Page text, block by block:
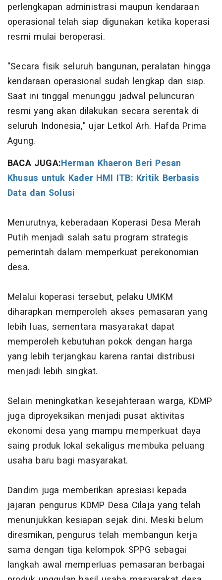
perlengkapan administrasi maupun kendaraan
operasional telah siap digunakan ketika koperasi
resmi mulai beroperasi.
"Secara fisik seluruh bangunan, peralatan hingga
kendaraan operasional sudah lengkap dan siap.
Saat ini tinggal menunggu jadwal peluncuran
resmi yang akan dilakukan secara serentak di
seluruh Indonesia," ujar Letkol Arh. Hafda Prima
Agung.
BACA JUGA:Herman Khaeron Beri Pesan
Khusus untuk Kader HMI ITB: Kritik Berbasis
Data dan Solusi
Menurutnya, keberadaan Koperasi Desa Merah
Putih menjadi salah satu program strategis
pemerintah dalam memperkuat perekonomian
desa.
Melalui koperasi tersebut, pelaku UMKM
diharapkan memperoleh akses pemasaran yang
lebih luas, sementara masyarakat dapat
memperoleh kebutuhan pokok dengan harga
yang lebih terjangkau karena rantai distribusi
menjadi lebih singkat.
Selain meningkatkan kesejahteraan warga, KDMP
juga diproyeksikan menjadi pusat aktivitas
ekonomi desa yang mampu memperkuat daya
saing produk lokal sekaligus membuka peluang
usaha baru bagi masyarakat.
Dandim juga memberikan apresiasi kepada
jajaran pengurus KDMP Desa Cilaja yang telah
menunjukkan kesiapan sejak dini. Meski belum
diresmikan, pengurus telah membangun kerja
sama dengan tiga kelompok SPPG sebagai
langkah awal memperluas pemasaran berbagai